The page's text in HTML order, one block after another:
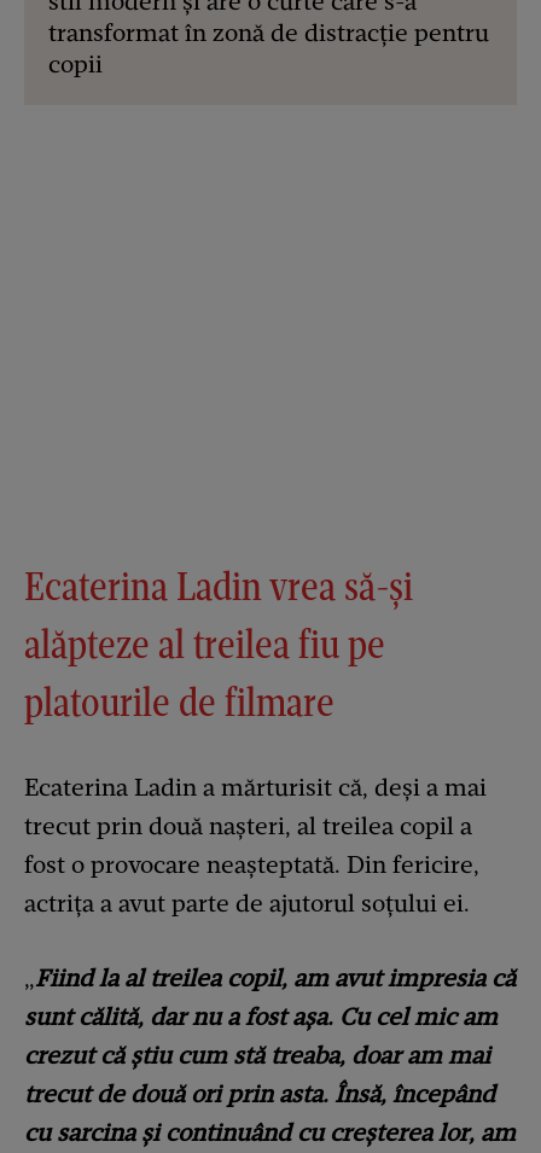
transformat în zonă de distracție pentru
copii
Ecaterina Ladin vrea să-și
alăpteze al treilea fiu pe
platourile de filmare
Ecaterina Ladin a mărturisit că, deși a mai
trecut prin două nașteri, al treilea copil a
fost o provocare neașteptată. Din fericire,
actrița a avut parte de ajutorul soțului ei.
„Fiind la al treilea copil, am avut impresia că
sunt călită, dar nu a fost așa. Cu cel mic am
crezut că știu cum stă treaba, doar am mai
trecut de două ori prin asta. Însă, începând
cu sarcina și continuând cu creșterea lor, am